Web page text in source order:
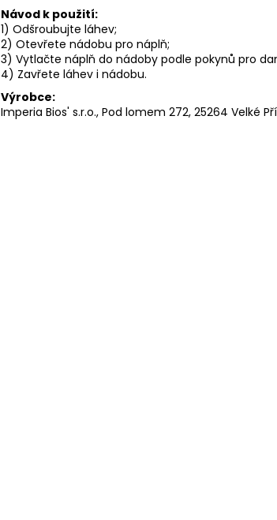
Návod k použití:
1) Odšroubujte láhev;
2) Otevřete nádobu pro náplň;
3) Vytlačte náplň do nádoby podle pokynů pro
4) Zavřete láhev i nádobu.
Výrobce:
Imperia Bios' s.r.o., Pod lomem 272, 25264 Velké